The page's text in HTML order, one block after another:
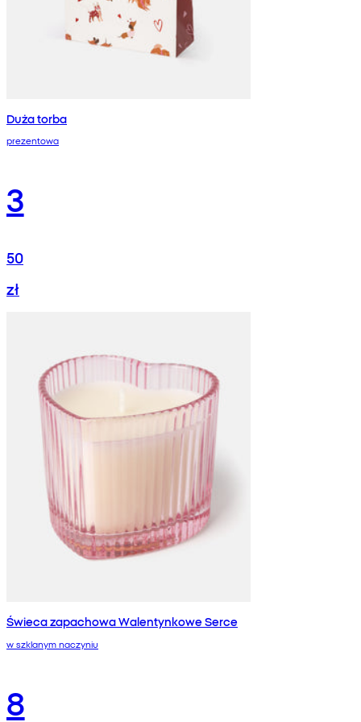
Duża torba
prezentowa
3
50
zł
Świeca zapachowa Walentynkowe Serce
w szklanym naczyniu
8